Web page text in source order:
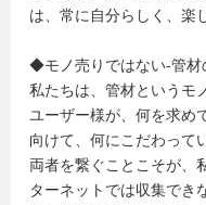
は、常に自分らしく、楽
◆モノ売りではない‐管
私たちは、管材というモ
ユーザー様が、何を求め
向けて、何にこだわって
両者を繋ぐことこそが、
ターネットでは収集でき